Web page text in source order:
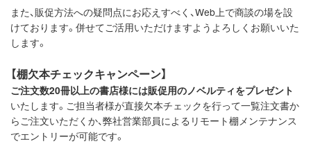
また、販促方法への疑問点にお応えすべく、Web上で商談の場を設
けております。併せてご活用いただけますようよろしくお願いいた
します。
【棚欠本チェックキャンペーン】
ご注文数20冊以上の書店様には販促用のノベルティをプレゼント
いたします。ご担当者様が直接欠本チェックを行って一覧注文書か
らご注文いただくか、弊社営業部員によるリモート棚メンテナンス
でエントリーが可能です。